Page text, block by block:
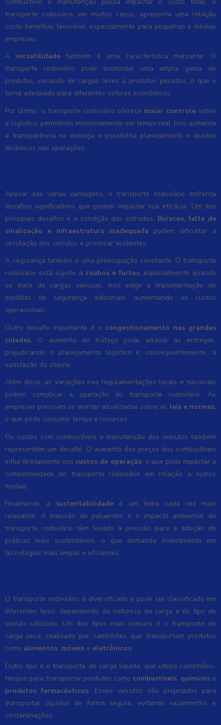
transporte rodoviário, em muitos casos, apresenta uma relação
custo-benefício favorável, especialmente para pequenas e médias
empresas.
A versatilidadetambém é uma característica marcante. O
transporte rodoviário pode acomodar uma ampla gama de
produtos, variando de cargas leves a produtos pesados, o que o
torna adequado para diferentes setores econômicos.
Por último, o transporte rodoviário oferece maior controlesobre
a logística, permitindo monitoramento em tempo real. Isso aumenta
a transparência na entrega e possibilita planejamento e ajustes
dinâmicos nas operações.
Apesar das várias vantagens, o transporte rodoviário enfrenta
desafios significativos que podem impactar sua eficácia. Um dos
principais desafios é a condição das estradas. Buracos, falta de
sinalização e infraestrutura inadequada podem dificultar a
circulação dos veículos e provocar acidentes.
A segurança também é uma preocupação constante. O transporte
rodoviário está sujeito a roubos e furtos, especialmente quando
se trata de cargas valiosas. Isso exige a implementação de
medidas de segurança adicionais, aumentando os custos
operacionais.
Outro desafio importante é o congestionamento nas grandes
cidades. O aumento do tráfego pode atrasar as entregas,
prejudicando o planejamento logístico e, consequentemente, a
satisfação do cliente.
Além disso, as variações nas regulamentações locais e nacionais
podem complicar a operação do transporte rodoviário. As
empresas precisam se manter atualizadas sobre as leis e normas,
o que pode consumir tempo e recursos.
Os custos com combustíveis e manutenção dos veículos também
representam um desafio. O aumento dos preços dos combustíveis
influi diretamente nos custos de operação, o que pode impactar a
competitividade do transporte rodoviário em relação a outros
modais.
Finalmente, a sustentabilidade é um tema cada vez mais
relevante. A emissão de poluentes e o impacto ambiental do
transporte rodoviário têm levado à pressão para a adoção de
práticas mais sustentáveis, o que demanda investimento em
tecnologias mais limpas e eficientes.
O transporte rodoviário é diversificado e pode ser classificado em
diferentes tipos, dependendo da natureza da carga e do tipo de
veículo utilizado. Um dos tipos mais comuns é o transporte de
carga seca, realizado por caminhões que transportam produtos
como alimentos, móveis e eletrônicos.
Outro tipo é o transporte de carga líquida, que utiliza caminhões-
tanque para transportar produtos como combustíveis, químicose
produtos farmacêuticos. Esses veículos são projetados para
transportar líquidos de forma segura, evitando vazamentos e
contaminações.